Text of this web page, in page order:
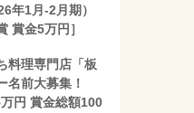
年1月-2月期）
賞金5万円］
料理専門店「板
名前大募集！
万円 賞金総額100